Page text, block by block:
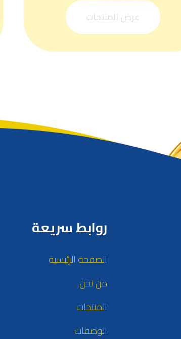
عرض المنتجات
روابط سريعة
الصفحة الرئيسية
من نحن
المنتجات
الوصفات